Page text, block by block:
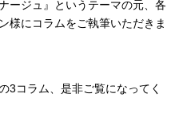
ージュ』というテーマの元、各
様にコラムをご執筆いただきま
3コラム、是非ご覧になってく